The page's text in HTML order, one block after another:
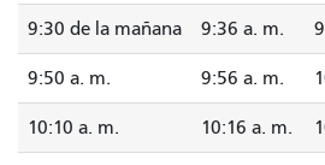
9:30 de la mañana 9:36 a. m.
9:50 a. m. 9:56 a. m.
10:10 a. m. 10:16 a. m.